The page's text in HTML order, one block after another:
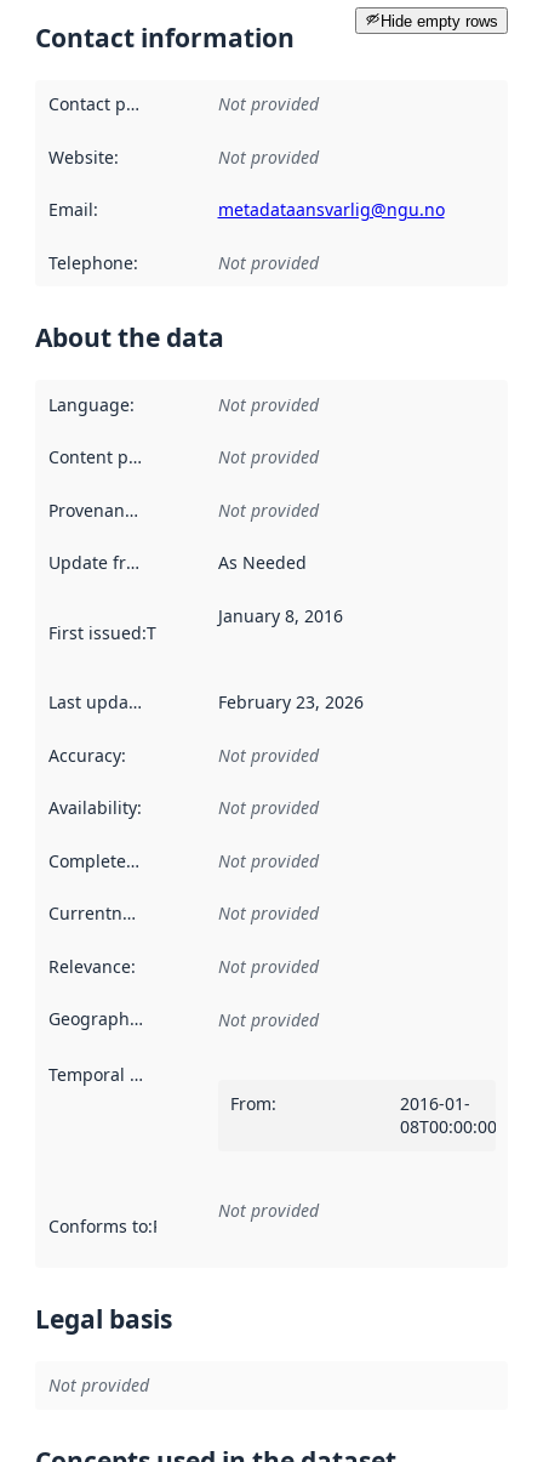
Hide empty rows
Contact information
Contact point Not provided
Website: Not provided
Email: metadataansvarlig@ngu.no
Telephone: Not provided
About the data
Language: Not provided
Content providers Not provided
Provenance Not provided
Update frequency As Needed
First issued:This date indicates when the data in this
January 8, 2016
Last updated February 23, 2026
Accuracy: Not provided
Availability: Not provided
Completeness Not provided
Currentness Not provided
Relevance: Not provided
Geographical scope Not provided
Temporal scope
From:
2016-01-
08T00:00:00Z
Conforms to:Reference to an implementation rule or other
Not provided
Legal basis
Not provided